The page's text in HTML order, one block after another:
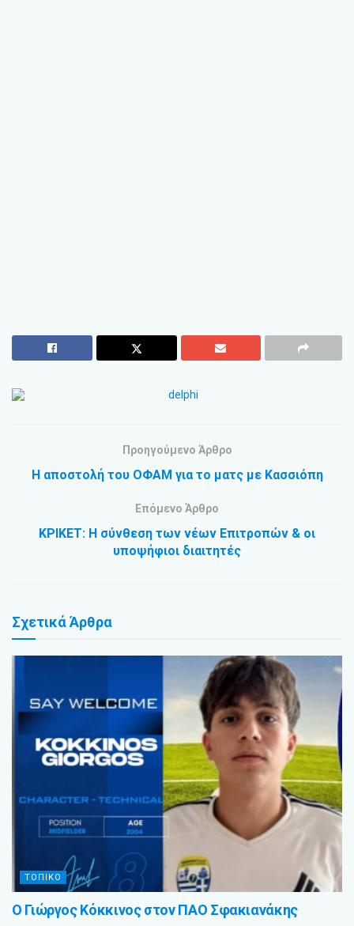
Προηγούμενο Άρθρο
Η αποστολή του ΟΦΑΜ για το ματς με Κασσιόπη
Επόμενο Άρθρο
ΚΡΙΚΕΤ: Η σύνθεση των νέων Επιτροπών & οι
υποψήφιοι διαιτητές
ΣχετικάΆρθρα
ΤΟΠΙΚΟ
Ο Γιώργος Κόκκινος στον ΠΑΟ Σφακιανάκης